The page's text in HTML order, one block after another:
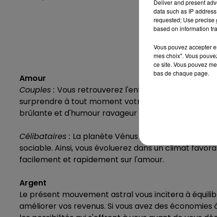
Amour
Couples : Vous retrouverez l'enthousiasme et la
surprendre à tout moment votre bien-aimé(e). En
brûlante et d'humour ravageur qui l'enivrera.
Célibataires : La planète Vénus vous donnera une
sociable. Ainsi, vous évoluerez dans un climat
facilement et rapidement sur l'amour.
Argent
Le présent mouvement astral vous incitera à
améliorer vos revenus. Si vous avez des
Deliver and present
data such as IP
requested; Use precise
based on information
Vous pouvez accepter
mes choix". Vous
ce site. Vous pouvez
bas de chaque page.